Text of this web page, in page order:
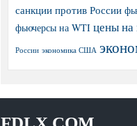
санкции против России
фьючерсы на WTI цены на
России экономика США